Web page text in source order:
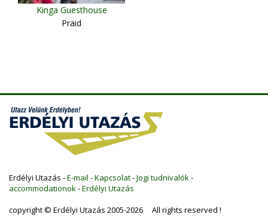
Kinga Guesthouse
Praid
Erdélyi Utazás -E-mail -Kapcsolat-Jogi tudnivalók-
accommodationok-Erdélyi Utazás
copyright © Erdélyi Utazás 2005-2026 All rights reserved !